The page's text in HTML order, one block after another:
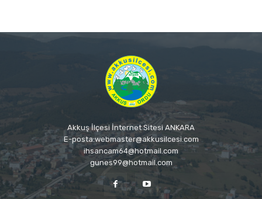
Akkuş İlçesi İnternet Sitesi ANKARA
E-posta:webmaster@akkusilcesi.com
ihsancam64@hotmail.com
gunes99@hotmail.com